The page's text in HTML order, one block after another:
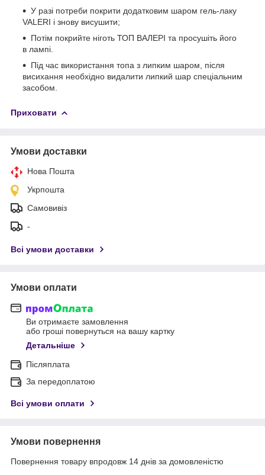
У разі потреби покрити додатковим шаром гель-лаку
VALERI і знову висушити;
Потім покрийте ніготь ТОП ВАЛЕРІ та просушіть його
в лампі.
Під час використання топа з липким шаром, після
висихання необхідно видалити липкий шар спеціальним
засобом.
Приховати
Умови доставки
Нова Пошта
Укрпошта
Самовивіз
-
Всі умови доставки
Умови оплати
Ви отримаєте замовлення
або гроші повернуться на вашу картку
Детальніше
Післяплата
За передоплатою
Всі умови оплати
Умови повернення
Повернення товару впродовж 14 днів за домовленістю